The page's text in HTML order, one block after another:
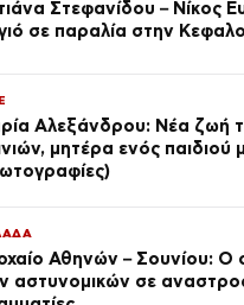
Στεφανίδου – Νίκος
σε παραλία στην
Αλεξάνδρου: Νέα ζωή
μητέρα ενός παιδιού
Αθηνών – Σουνίου: Ο
αστυνομικών σε